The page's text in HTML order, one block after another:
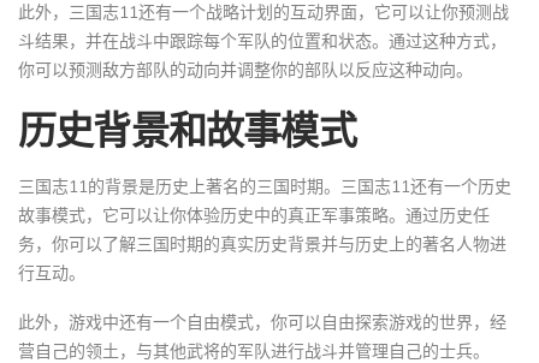
此外，三国志11还有一个战略计划的互动界面，它可以让你预测战
斗结果，并在战斗中跟踪每个军队的位置和状态。通过这种方式，
你可以预测敌方部队的动向并调整你的部队以反应这种动向。
历史背景和故事模式
三国志11的背景是历史上著名的三国时期。三国志11还有一个历史
故事模式，它可以让你体验历史中的真正军事策略。通过历史任
务，你可以了解三国时期的真实历史背景并与历史上的著名人物进
行互动。
此外，游戏中还有一个自由模式，你可以自由探索游戏的世界，经
营自己的领土，与其他武将的军队进行战斗并管理自己的士兵。